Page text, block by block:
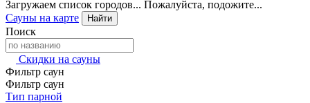
Загружаем список городов... Пожалуйста, подожите...
Сауны на карте
Найти
Поиск
Скидки на сауны
Фильтр саун
Фильтр саун
Тип парной